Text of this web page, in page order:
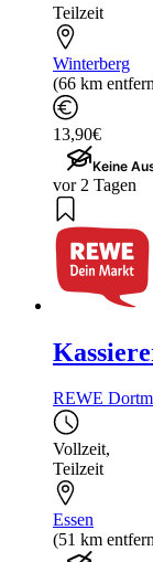
Teilzeit
Winterberg
(66 km
13,90€
Keine
vor 2 Tagen
REWE
Vollzeit,
Teilzeit
Essen
(51 km